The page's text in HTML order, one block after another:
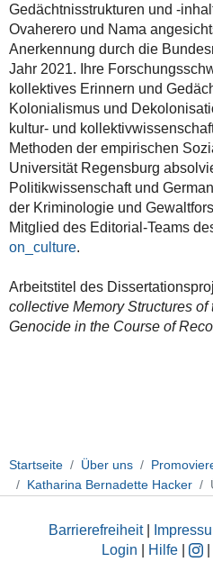
Gedächtnisstrukturen und -
Ovaherero und Nama
Anerkennung durch die
Jahr 2021. Ihre
kollektives Erinnern und
Kolonialismus und
kultur- und
Methoden der empirischen
Universität Regensburg
Politikwissenschaft und
der Kriminologie und
Mitglied des Editorial-Teams
on_culture.
Arbeitstitel des
collective Memory Structures
Genocide in the Course of
Startseite Über uns
Katharina Bernadette Hacker
Barrierefreiheit|
Login
Hilfe